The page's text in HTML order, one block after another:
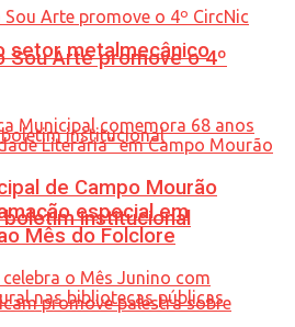
setor metalmecânico
institucional
Sou Arte promove o 4º
de Campo Mourão
especial em
Mês do Folclore